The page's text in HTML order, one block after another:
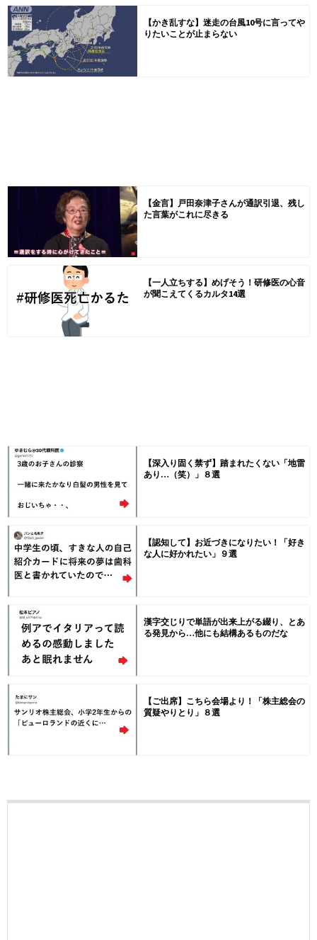
【かき乱すな】迷走の台風10号に言ってや
りたいことが止まらない
【金言】戸田奈津子さんが通訳引退、残し
た言葉がこれに尽きる
【一人立ちする】めげそう！研修医の心音
が聞こえてくるカルタ14選
【深入り固く禁ず】踏まれたくない「地雷
あり…（笑）」８選
【認知して】お近づきになりたい！「好き
な人に好かれたい」９選
漢字交じりで単語が出来上がる綴り、とあ
る発見から…他にも結構あるものだな
【ご出席】こちら会場より！「株主総会の
質疑やりとり」８選